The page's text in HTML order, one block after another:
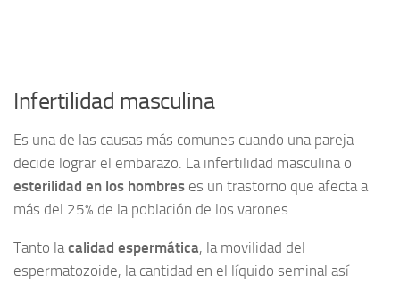
Infertilidad masculina
Es una de las causas más comunes cuando una pareja
decide lograr el embarazo. La infertilidad masculina o
esterilidad en los hombres es un trastorno que afecta a
más del 25% de la población de los varones.
Tanto la calidad espermática, la movilidad del
espermatozoide, la cantidad en el líquido seminal así